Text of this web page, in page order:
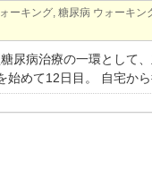
ーキング, 糖尿病 ウォーキン
尿病治療の一環として
始めて12日目。 自宅か